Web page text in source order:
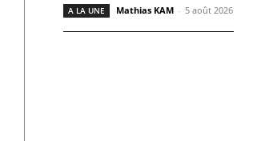
A LA UNE Mathias KAM - 5 août 2026